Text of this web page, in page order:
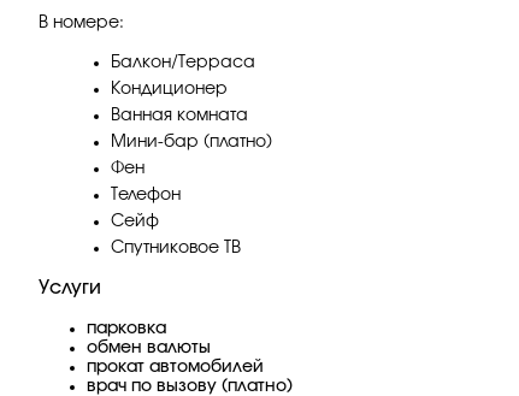
В номере:
Балкон/Терраса
Кондиционер
Ванная комната
Мини-бар (платно)
Фен
Телефон
Сейф
Спутниковое ТВ
Услуги
парковка
обмен валюты
прокат автомобилей
врач по вызову (платно)